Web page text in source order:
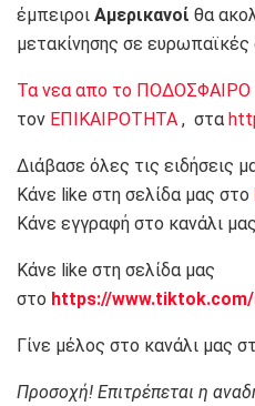
έμπειροι Αμερικανοί θα
μετακίνησης σε ευρωπαϊκές
Τα νεα απο το ΠΟΔΟΣΦΑΙΡΟ
τον ΕΠΙΚΑΙΡΟΤΗΤΑ , στα
Διάβασε όλες τις ειδήσεις
Κάνε like στη σελίδα μας στο
Κάνε εγγραφή στο κανάλι
Κάνε like στη σελίδα μας
στο https://
Γίνε μέλος στο κανάλι μας
Προσοχή! Επιτρέπεται η